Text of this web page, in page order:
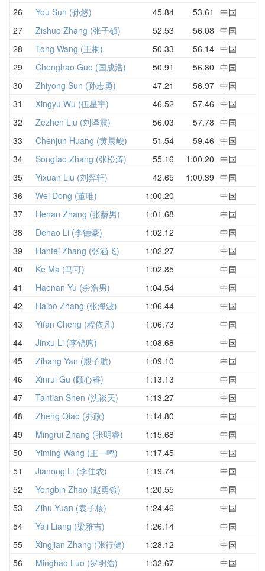
26 You Sun (孙悠) 45.84 53.61 中国
27 Zishuo Zhang (张子硕) 52.53 56.08 中国
28 Tong Wang (王桐) 50.33 56.14 中国
29 Chenghao Guo (国成浩) 50.91 56.80 中国
30 Zhiyong Sun (孙志勇) 47.21 56.97 中国
31 Xingyu Wu (伍星宇) 46.52 57.46 中国
32 Zezhen Liu (刘泽震) 56.03 57.78 中国
33 Chenjun Huang (黄晨峻) 51.54 59.46 中国
34 Songtao Zhang (张松涛) 55.16 1:00.20 中国
35 Yixuan Liu (刘弈轩) 42.65 1:00.39 中国
36 Wei Dong (董唯) 1:00.20 中国
37 Henan Zhang (张赫男) 1:01.68 中国
38 Dehao Li (李德豪) 1:02.12 中国
39 Hanfei Zhang (张涵飞) 1:02.27 中国
40 Ke Ma (马可) 1:02.85 中国
41 Haonan Yu (余浩男) 1:04.54 中国
42 Haibo Zhang (张海波) 1:06.44 中国
43 Yifan Cheng (程依凡) 1:06.73 中国
44 Jinxu Li (李锦煦) 1:08.68 中国
45 Zihang Yan (殷子航) 1:09.10 中国
46 Xinrui Gu (顾心睿) 1:13.13 中国
47 Tantian Shen (沈谈天) 1:13.27 中国
48 Zheng Qiao (乔政) 1:14.80 中国
49 Mingrui Zhang (张明睿) 1:15.68 中国
50 Yiming Wang (王一鸣) 1:17.45 中国
51 Jianong Li (李佳农) 1:19.74 中国
52 Yongbin Zhao (赵勇镔) 1:20.55 中国
53 Zihu Yuan (袁子核) 1:24.46 中国
54 Yaji Liang (梁雅吉) 1:26.14 中国
55 Xingjian Zhang (张行健) 1:28.12 中国
56 Minghao Luo (罗明浩) 1:32.67 中国